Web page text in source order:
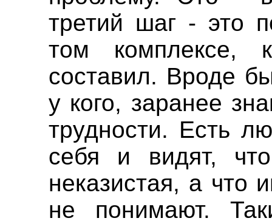
третий шаг - это
том комплексе,
составил. Вроде
у кого, заранее
трудности. Есть
себя и видят,
неказистая, а что
не понимают.